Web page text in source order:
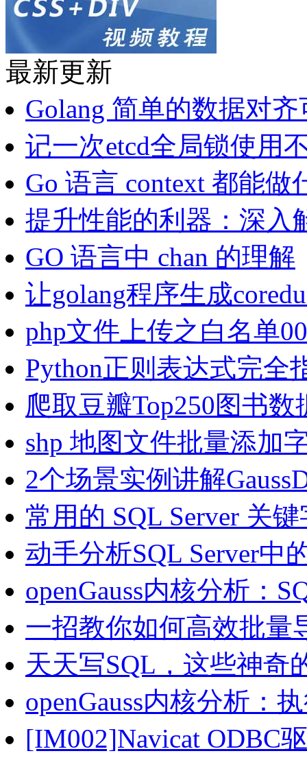
最新更新
Golang 简单的数据对
记一次etcd全局锁使用
Go 语言 context 都能做
提升性能的利器：深入
GO 语言中 chan 的理解
让golang程序生成
php文件上传之白名单
Python正则表达式完全
爬取豆瓣Top250图书数
shp 地图文件批量添加
2个场景实例讲解
常用的 SQL Server 关
动手分析SQL Server中
openGauss内核分析：
一招教你如何高效批量
天天写SQL，这些神奇
openGauss内核分析：
[IM002]Navicat ODBC